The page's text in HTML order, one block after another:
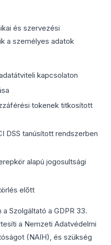
és szervezési
a személyes adatok
kapcsolaton
tokenek titkosított
DSS tanúsított rendszerben
alapú jogosultsági
előtt
Szolgáltató a GDPR 33.
a Nemzeti Adatvédelmi
(NAIH), és szükség